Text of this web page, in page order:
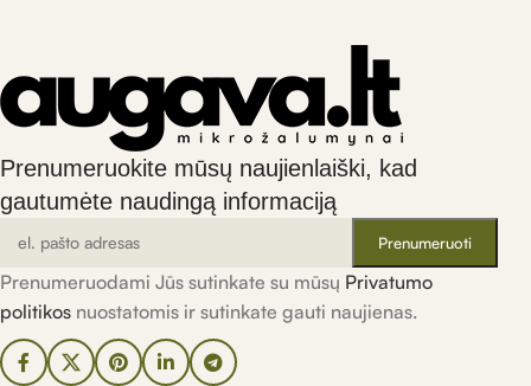
Prenumeruokite mūsų naujienlaiški, kad
gautumėte naudingą informaciją
Prenumeruodami Jūs sutinkate su mūsų Privatumo
politikos nuostatomis ir sutinkate gauti naujienas.